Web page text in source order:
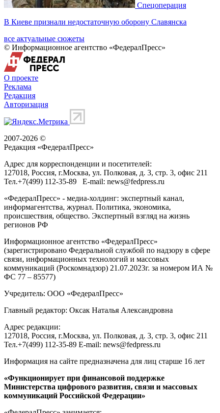
Спецоперация
В Киеве признали недостаточную оборону Славянска
все актуальные сюжеты
© Информационное агентство «ФедералПресс»
О проекте
Реклама
Редакция
Авторизация
2007-2026 ©
Редакция «ФедералПресс»
Адрес для корреспонденции и посетителей:
127018, Россия, г.Москва, ул. Полковая, д. 3, стр. 3, офис 211
Тел.+7(499) 112-35-89 E-mail: news@fedpress.ru
«ФедералПресс» - медиа-холдинг: экспертный канал,
информагентства, журнал. Политика, экономика,
происшествия, общество. Экспертный взгляд на жизнь
регионов РФ
Информационное агентство «ФедералПресс»
(зарегистрировано Федеральной службой по надзору в сфере
связи, информационных технологий и массовых
коммуникаций (Роскомнадзор) 21.07.2023г. за номером ИА №
ФС 77 – 85577)
Учредитель: ООО «ФедералПресс»
Главный редактор: Оксак Наталья Александровна
Адрес редакции:
127018, Россия, г.Москва, ул. Полковая, д. 3, стр. 3, офис 211
Тел.+7(499) 112-35-89 E-mail: news@fedpress.ru
Информация на сайте предназначена для лиц старше 16 лет
«Функционирует при финансовой поддержке
Министерства цифрового развития, связи и массовых
коммуникаций Российской Федерации»